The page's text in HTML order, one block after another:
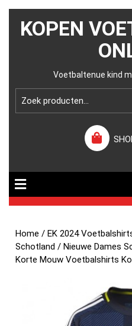
KOPEN
Voetbaltenue kind
Home /EK 2024
Schotland / Nieuwe Dames
Korte Mouw Voetbalshirts